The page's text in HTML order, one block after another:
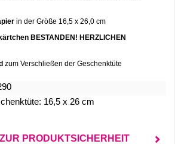
in der Größe 16,5 x 26,0 cm
BESTANDEN! HERZLICHEN
zum Verschließen der Geschenktüte
16,5 x 26 cm
PRODUKTSICHERHEIT